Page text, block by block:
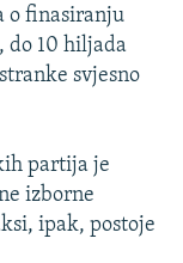
o finasiranju
do 10 hiljada
svjesno
partija je
izborne
ipak, postoje